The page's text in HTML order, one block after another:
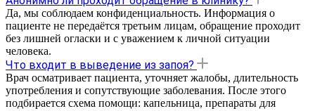
Да, мы соблюдаем конфиденциальность. Информация о
пациенте не передаётся третьим лицам, обращение проходит
без лишней огласки и с уважением к личной ситуации
человека.
Что входит в выведение из запоя?
Врач осматривает пациента, уточняет жалобы, длительность
употребления и сопутствующие заболевания. После этого
подбирается схема помощи: капельница, препараты для